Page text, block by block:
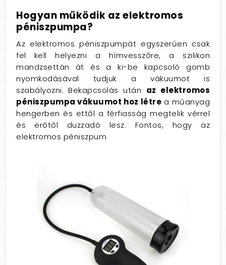
Hogyan működik az elektromos
péniszpumpa?
Az elektromos péniszpumpát egyszerűen csak
fel kell helyezni a hímvesszőre, a szilikon
mandzsettán át és a ki-be kapcsoló gomb
nyomkodásával tudjuk a vákuumot is
szabályozni. Bekapcsolás után az elektromos
péniszpumpa vákuumot hoz létre a műanyag
hengerben és ettől a férfiasság megtelik vérrel
és erőtől duzzadó lesz. Fontos, hogy az
elektromos péniszpum